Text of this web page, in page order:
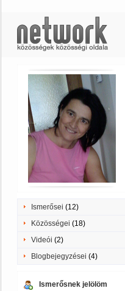
Ismerősei (12)
Közösségei (18)
Videói (2)
Blogbejegyzései (4)
Ismerősnek jelölöm